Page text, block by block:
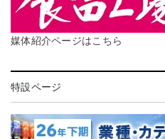
媒体紹介ページはこちら
特設ページ